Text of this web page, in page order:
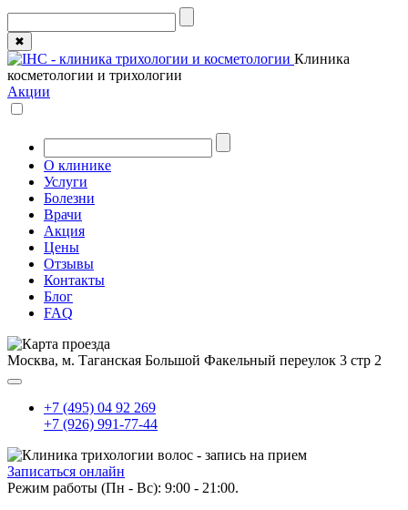
✖
Клиника
косметологии и трихологии
Акции
О клинике
Услуги
Болезни
Врачи
Акция
Цены
Отзывы
Контакты
Блог
FAQ
Москва, м. Таганская Большой Факельный переулок 3 стр 2
+7 (495) 04 92 269
+7 (926) 991-77-44
Записаться онлайн
Режим работы (Пн - Вс): 9:00 - 21:00.